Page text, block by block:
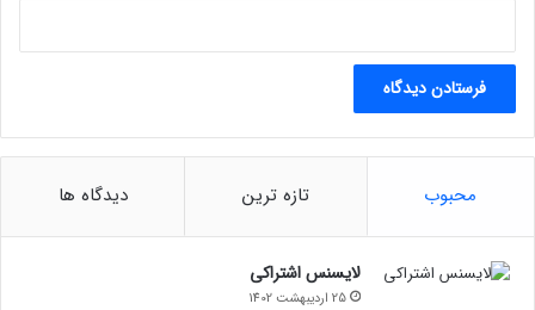
محبوب تازه ترین دیدگاه ها
لایسنس اشتراکی
25 اردیبهشت 1402